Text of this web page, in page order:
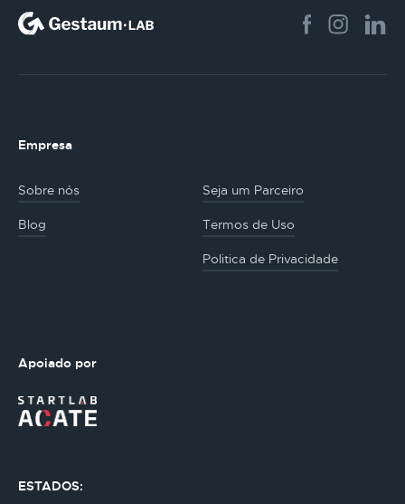
Empresa
Sobre nós Seja um Parceiro
Blog Termos de Uso
Politica de Privacidade
Apoiado por
ESTADOS: